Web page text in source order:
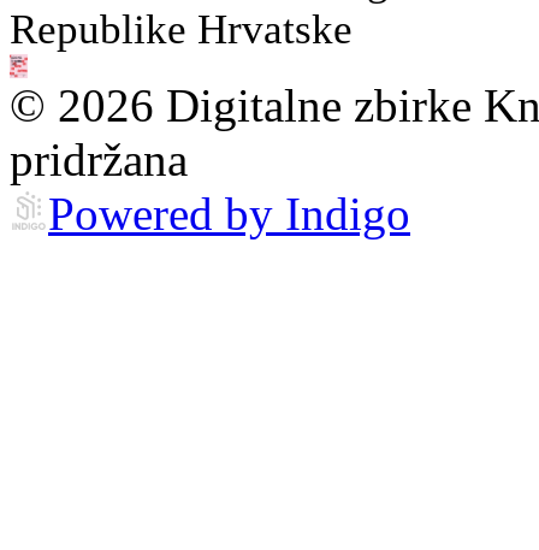
Republike Hrvatske
© 2026 Digitalne zbirke
pridržana
Powered by Indigo